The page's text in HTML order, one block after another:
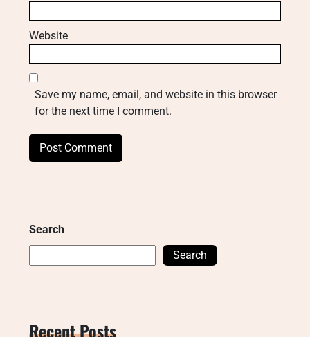
Website
Save my name, email, and website in this browser
for the next time I comment.
Search
Search
Recent Posts